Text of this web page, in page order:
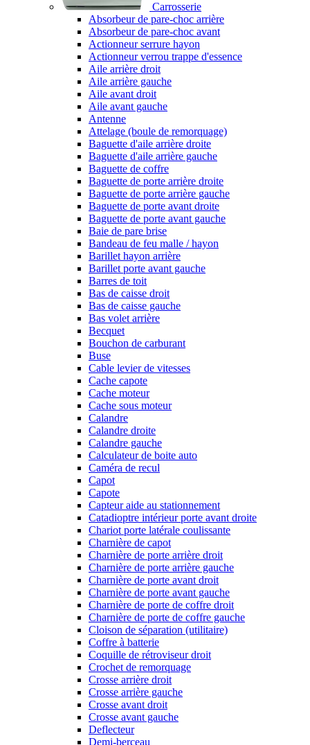
Carrosserie
Absorbeur de pare-choc arrière
Absorbeur de pare-choc avant
Actionneur serrure hayon
Actionneur verrou trappe d'essence
Aile arrière droit
Aile arrière gauche
Aile avant droit
Aile avant gauche
Antenne
Attelage (boule de remorquage)
Baguette d'aile arrière droite
Baguette d'aile arrière gauche
Baguette de coffre
Baguette de porte arrière droite
Baguette de porte arrière gauche
Baguette de porte avant droite
Baguette de porte avant gauche
Baie de pare brise
Bandeau de feu malle / hayon
Barillet hayon arrière
Barillet porte avant gauche
Barres de toit
Bas de caisse droit
Bas de caisse gauche
Bas volet arrière
Becquet
Bouchon de carburant
Buse
Cable levier de vitesses
Cache capote
Cache moteur
Cache sous moteur
Calandre
Calandre droite
Calandre gauche
Calculateur de boite auto
Caméra de recul
Capot
Capote
Capteur aide au stationnement
Catadioptre intérieur porte avant droite
Chariot porte latérale coulissante
Charnière de capot
Charnière de porte arrière droit
Charnière de porte arrière gauche
Charnière de porte avant droit
Charnière de porte avant gauche
Charnière de porte de coffre droit
Charnière de porte de coffre gauche
Cloison de séparation (utilitaire)
Coffre à batterie
Coquille de rétroviseur droit
Crochet de remorquage
Crosse arrière droit
Crosse arrière gauche
Crosse avant droit
Crosse avant gauche
Deflecteur
Demi-berceau